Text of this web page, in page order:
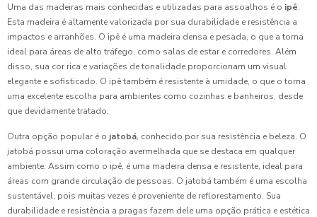
Uma das madeiras mais conhecidas e utilizadas para assoalhos é o ipê.
Esta madeira é altamente valorizada por sua durabilidade e resistência a
impactos e arranhões. O ipê é uma madeira densa e pesada, o que a torna
ideal para áreas de alto tráfego, como salas de estar e corredores. Além
disso, sua cor rica e variações de tonalidade proporcionam um visual
elegante e sofisticado. O ipê também é resistente à umidade, o que o torna
uma excelente escolha para ambientes como cozinhas e banheiros, desde
que devidamente tratado.
Outra opção popular é o jatobá, conhecido por sua resistência e beleza. O
jatobá possui uma coloração avermelhada que se destaca em qualquer
ambiente. Assim como o ipê, é uma madeira densa e resistente, ideal para
áreas com grande circulação de pessoas. O jatobá também é uma escolha
sustentável, pois muitas vezes é proveniente de reflorestamento. Sua
durabilidade e resistência a pragas fazem dele uma opção prática e estética